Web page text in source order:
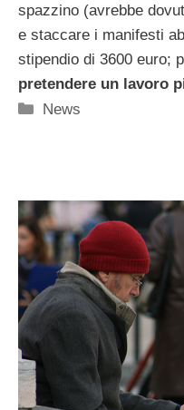
spazzino (avrebbe
e staccare i manifesti
stipendio di 3600 euro;
pretendere un lavoro
Categorie
News